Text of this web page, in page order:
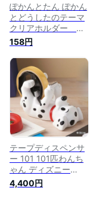
ぽかんとたん ぽかん
とどうしたのテーマ
クリアホルダー
FA12708【ぽかんと
たん/ひやたん/あげ
たん/うさぎ/サンエ
ックス/文具/文房具/
ステーショナリー/ク
リアファイル/書類/
整理整頓/連絡袋】
158円
テープディスペンサ
ー 101 101匹わんち
ゃん ディズニー
Disney テープカッタ
ー 文具 収納 卓上 オ
4,400円